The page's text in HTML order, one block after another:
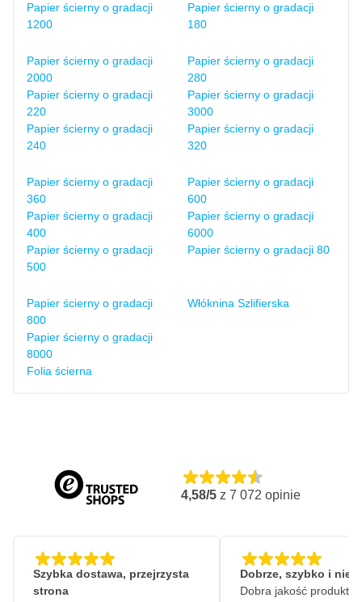
Papier ścierny o gradacji
1200
Papier ścierny o gradacji
180
Papier ścierny o gradacji
2000
Papier ścierny o gradacji
220
Papier ścierny o gradacji
240
Papier ścierny o gradacji
280
Papier ścierny o gradacji
3000
Papier ścierny o gradacji
320
Papier ścierny o gradacji
360
Papier ścierny o gradacji
400
Papier ścierny o gradacji
500
Papier ścierny o gradacji
600
Papier ścierny o gradacji
6000
Papier ścierny o gradacji 80
Papier ścierny o gradacji
800
Papier ścierny o gradacji
8000
Folia ścierna
Włóknina Szlifierska
4,58/5 z 7 072 opinie
Szybka dostawa, przejrzysta
strona
Dobrze, szybko i
Dobra jakość